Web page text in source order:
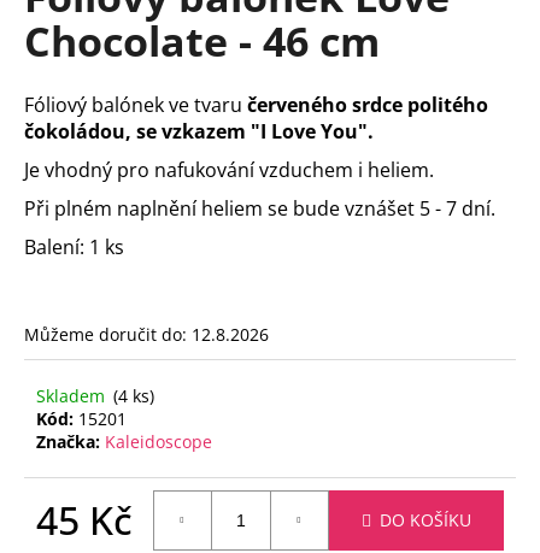
0,0
z
hvězdiček.
Chocolate - 46 cm
Fóliový balónek ve tvaru červeného srdce politého
čokoládou, se vzkazem "I Love You".
Je vhodný pro nafukování vzduchem i heliem.
Při plném naplnění heliem se bude vznášet 5 - 7 dní.
Balení: 1 ks
Můžeme doručit do: 12.8.2026
Skladem (4 ks)
Kód: 15201
Značka: Kaleidoscope
45 Kč DO KOŠÍKU
a
j
í
t
?
D
o
p
u